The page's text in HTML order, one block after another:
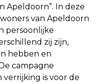
Apeldoorn”. In deze
van Apeldoorn
persoonlijke
zij zijn,
hebben en
campagne
is voor de